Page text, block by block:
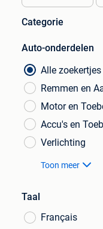
Categorie
Auto-onderdelen
Alle zoekertjes
Remmen en
Motor en
Accu's en
Verlichting
Toon meer
Taal
Français